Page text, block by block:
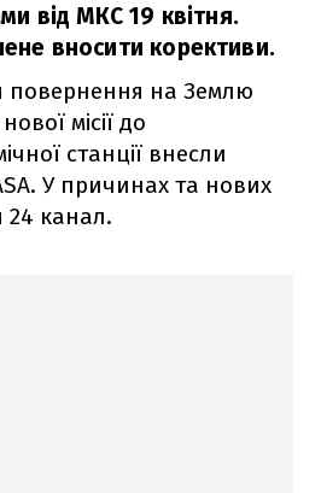
від МКС 19 квітня.
вносити корективи.
повернення на Землю
місії до
станції внесли
У причинах та нових
24 канал.